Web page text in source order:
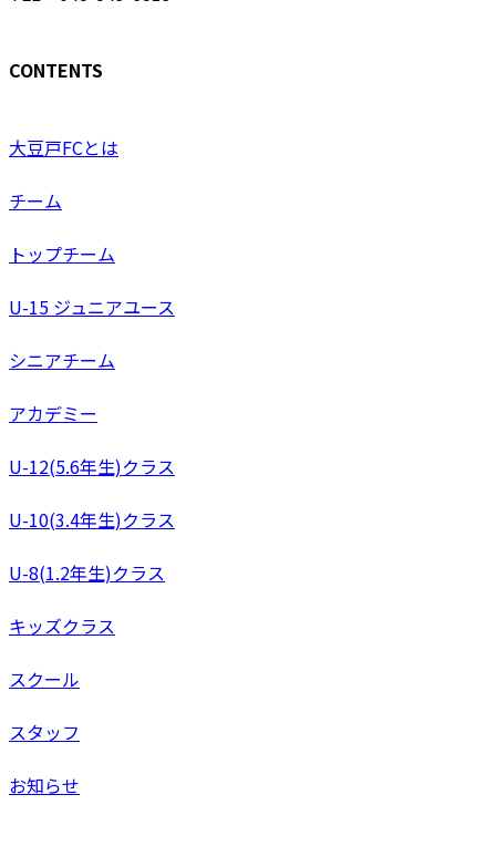
CONTENTS
大豆戸FCとは
チーム
トップチーム
U-15 ジュニアユース
シニアチーム
アカデミー
U-12(5.6年生)クラス
U-10(3.4年生)クラス
U-8(1.2年生)クラス
キッズクラス
スクール
スタッフ
お知らせ